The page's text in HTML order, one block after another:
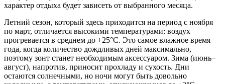
характер отдыха будет зависеть от выбранного месяца.
Летний сезон, который здесь приходится на период с ноября
по март, отличается высокими температурами: воздух
прогревается в среднем до +25°C. Это самое влажное время
года, когда количество дождливых дней максимально,
поэтому зонт станет необходимым аксессуаром. Зима (июнь–
август), напротив, приносит прохладу и сухость. Дни
остаются солнечными, но ночи могут быть довольно